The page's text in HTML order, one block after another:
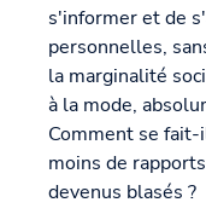
s'informer et de
personnelles,
la marginalité
à la mode,
Comment se
moins de
devenus blasés ?